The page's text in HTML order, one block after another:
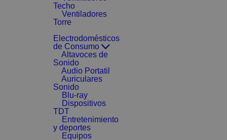
Techo
Ventiladores
Torre
Electrodomésticos
de Consumo
Altavoces de
Sonido
Audio Portatil
Auriculares
Sonido
Blu-ray
Dispositivos
TDT
Entretenimiento
y deportes
Equipos